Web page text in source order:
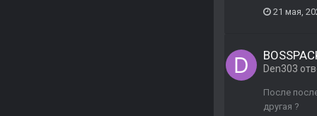
21 мая,
Den303
После
другая ?